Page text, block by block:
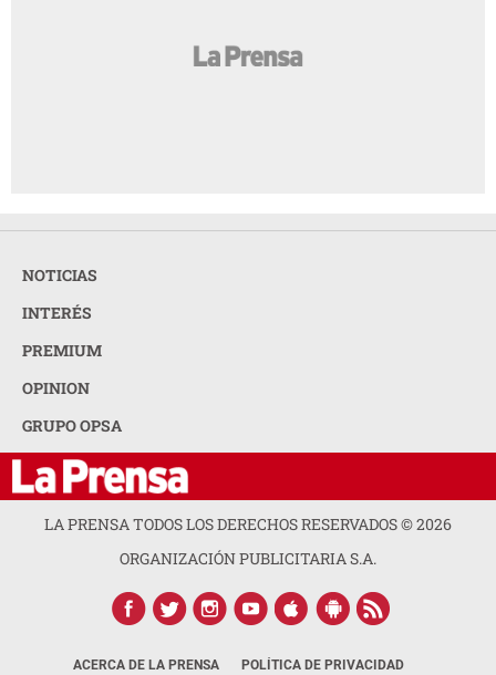
NOTICIAS
INTERÉS
PREMIUM
OPINION
GRUPO OPSA
LA PRENSA TODOS LOS DERECHOS RESERVADOS ©2026
ORGANIZACIÓN PUBLICITARIA S.A.
ACERCA DE LA PRENSA POLÍTICA DE PRIVACIDAD